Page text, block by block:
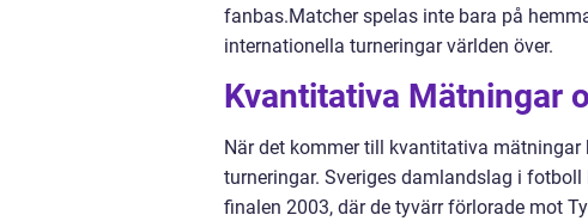
fanbas.Matcher spelas inte bara på
internationella turneringar världen över.
Kvantitativa Mätningar
När det kommer till kvantitativa
turneringar. Sveriges damlandslag i
finalen 2003, där de tyvärr förlorade mot